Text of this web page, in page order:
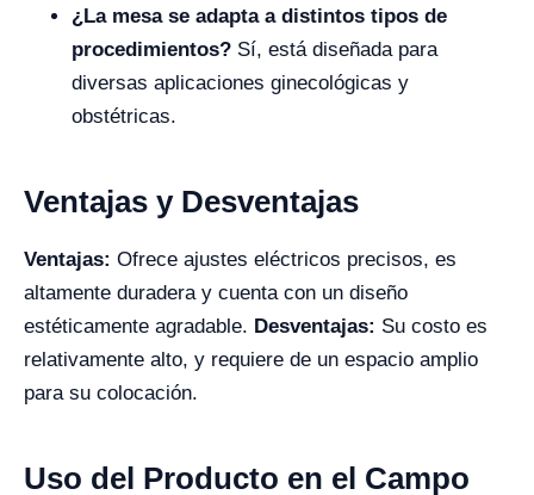
¿La mesa se adapta a distintos tipos de
procedimientos? Sí, está diseñada para
diversas aplicaciones ginecológicas y
obstétricas.
Ventajas y Desventajas
Ventajas: Ofrece ajustes eléctricos precisos, es
altamente duradera y cuenta con un diseño
estéticamente agradable. Desventajas: Su costo es
relativamente alto, y requiere de un espacio amplio
para su colocación.
Uso del Producto en el Campo